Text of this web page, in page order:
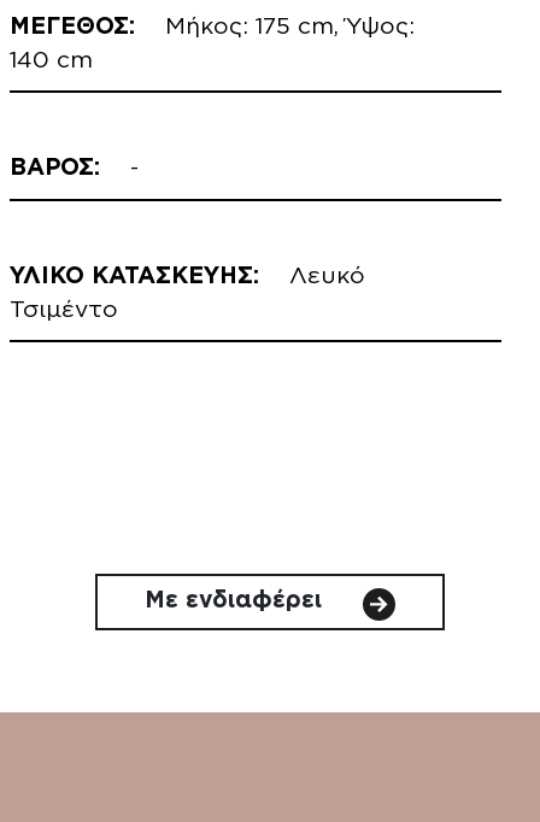
ΜΕΓΕΘΟΣ:
Μήκος: 175 cm, Ύψος:
140 cm
ΒΑΡΟΣ: -
ΥΛΙΚΟ ΚΑΤΑΣΚΕΥΗΣ:
Λευκό
Τσιμέντο
Με ενδιαφέρει